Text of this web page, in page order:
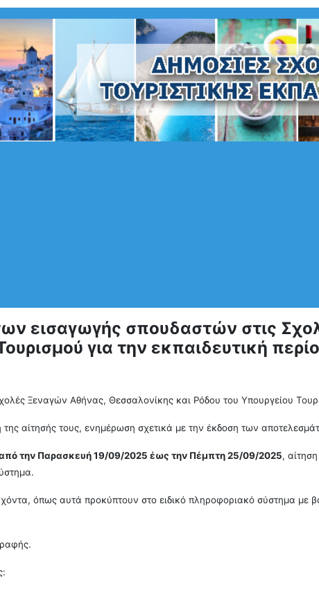
εισαγωγής σπουδαστών στις
για την εκπαιδευτική
Ξεναγών Αθήνας, Θεσσαλονίκης και Ρόδου του Υπουργείου
αίτησής τους, ενημέρωση σχετικά με την έκδοση των
την Παρασκευή 19/09/2025 έως την Πέμπτη 25/09/2025,
όπως αυτά προκύπτουν στο ειδικό πληροφοριακό σύστημα με